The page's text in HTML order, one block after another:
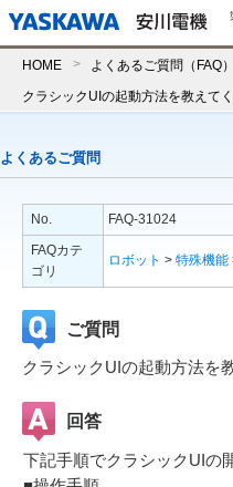
HOME よくあるご質問（FAQ）
クラシックUIの起動方法を教えてく
よくあるご質問
No.
FAQ-31024
FAQカテ
ゴリ
ロボット > 特殊機能
ご質問
クラシックUIの起動方法を
回答
下記手順でクラシックUIの